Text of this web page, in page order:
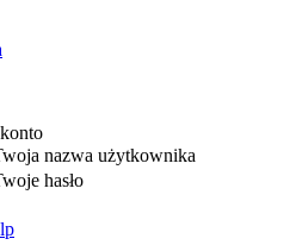
nazwa użytkownika
hasło